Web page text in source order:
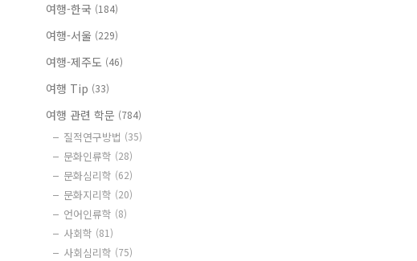
여행-한국 (184)
여행-서울 (229)
여행-제주도 (46)
여행 Tip (33)
여행 관련 학문 (784)
질적연구방법 (35)
문화인류학 (28)
문화심리학 (62)
문화지리학 (20)
언어인류학 (8)
사회학 (81)
사회심리학 (75)